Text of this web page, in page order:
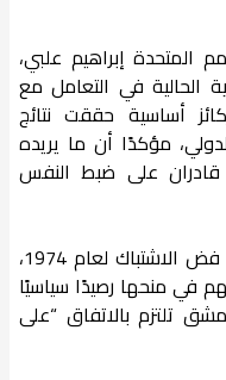
المتحدة إبراهيم علبي،
الحالية في التعامل مع
أساسية حققت نتائج
مؤكدًا أن ما يريده
على ضبط النفس
وأوضح علبي، أن التزام سوريا باتفاق فض الاشتباك لعام 1974،
في منحها رصيدًا سياسيًا
تلتزم بالاتفاق “على